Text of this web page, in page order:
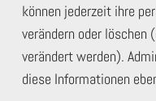
können jederzeit ihre
verändern oder löschen
verändert werden).
diese Informationen